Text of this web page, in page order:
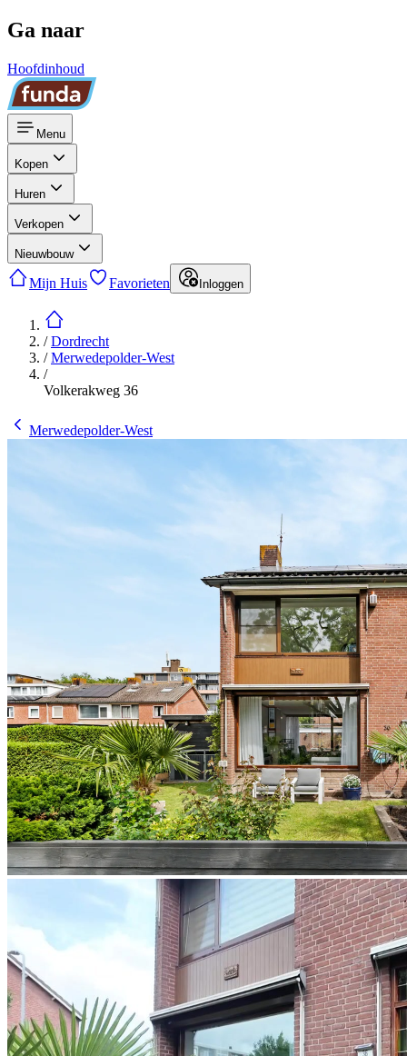
Ga naar
Hoofdinhoud
Menu
Kopen
Huren
Verkopen
Nieuwbouw
Mijn Huis Favorieten Inloggen
/Dordrecht
/Merwedepolder-West
/
Volkerakweg 36
Merwedepolder-West